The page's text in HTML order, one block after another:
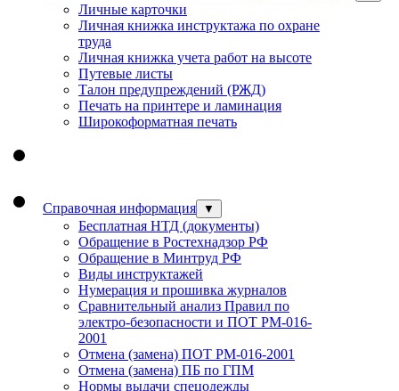
Личные карточки
Личная книжка инструктажа по охране
труда
Личная книжка учета работ на высоте
Путевые листы
Талон предупреждений (РЖД)
Печать на принтере и ламинация
Широкоформатная печать
Справочная информация ▼
Бесплатная НТД (документы)
Обращение в Ростехнадзор РФ
Обращение в Минтруд РФ
Виды инструктажей
Нумерация и прошивка журналов
Сравнительный анализ Правил по
электро-безопасности и ПОТ РМ-016-
2001
Отмена (замена) ПОТ РМ-016-2001
Отмена (замена) ПБ по ГПМ
Нормы выдачи спецодежды